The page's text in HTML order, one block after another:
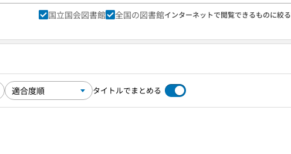
国立国会図書館 全国の図書館インターネットで閲覧できるものに絞る
タイトルでまとめる